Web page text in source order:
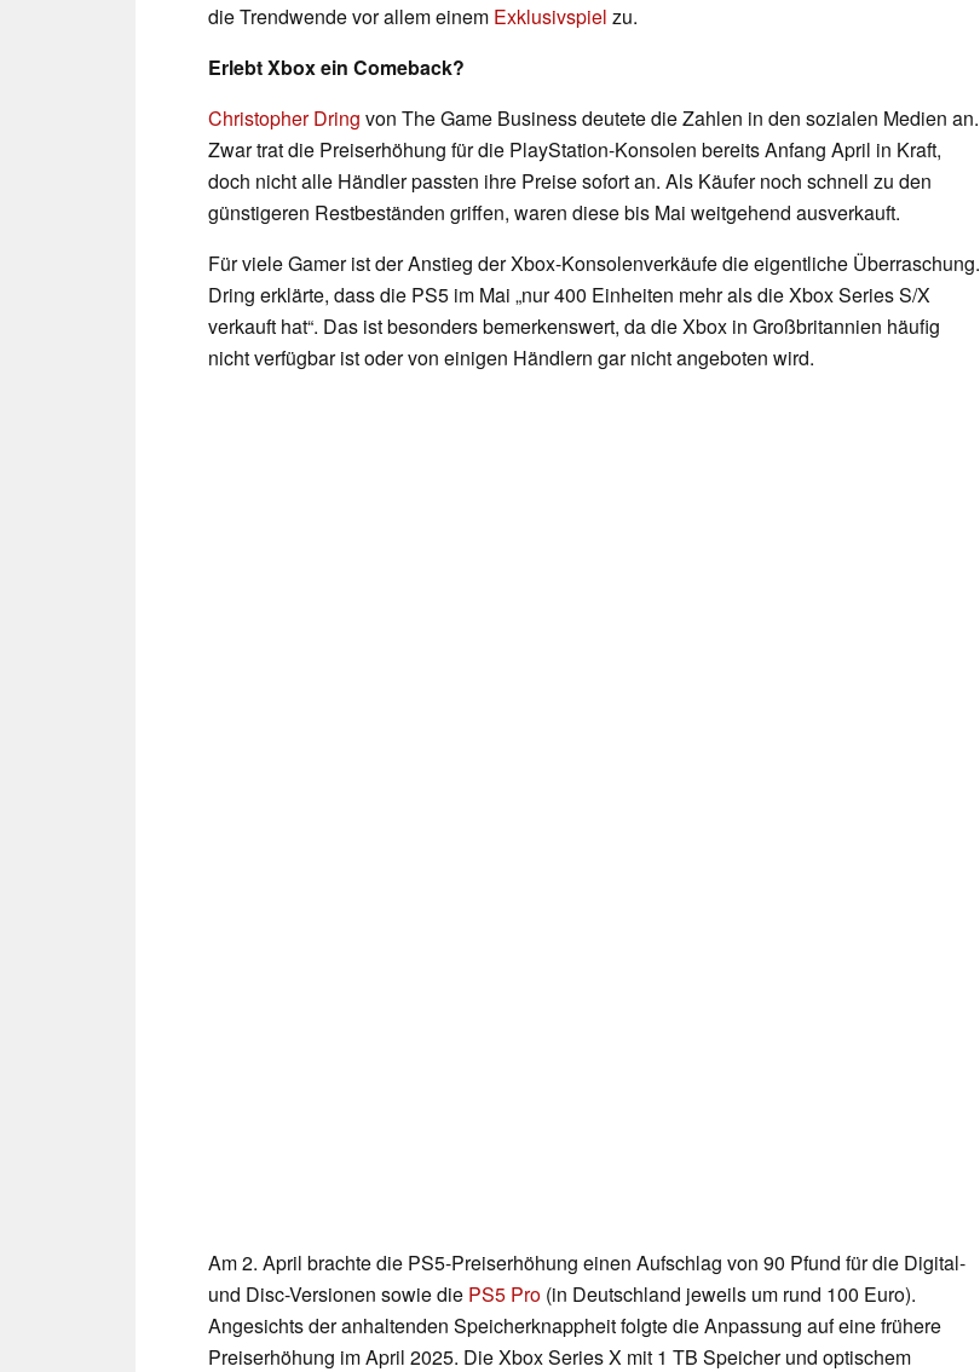
die Trendwende vor allem einem Exklusivspiel zu.
Erlebt Xbox ein Comeback?
Christopher Dring von The Game Business deutete die Zahlen in den sozialen Medien an.
Zwar trat die Preiserhöhung für die PlayStation-Konsolen bereits Anfang April in Kraft,
doch nicht alle Händler passten ihre Preise sofort an. Als Käufer noch schnell zu den
günstigeren Restbeständen griffen, waren diese bis Mai weitgehend ausverkauft.
Für viele Gamer ist der Anstieg der Xbox-Konsolenverkäufe die eigentliche Überraschung.
Dring erklärte, dass die PS5 im Mai „nur 400 Einheiten mehr als die Xbox Series S/X
verkauft hat“. Das ist besonders bemerkenswert, da die Xbox in Großbritannien häufig
nicht verfügbar ist oder von einigen Händlern gar nicht angeboten wird.
Am 2. April brachte die PS5-Preiserhöhung einen Aufschlag von 90 Pfund für die Digital-
und Disc-Versionen sowie die PS5 Pro (in Deutschland jeweils um rund 100 Euro).
Angesichts der anhaltenden Speicherknappheit folgte die Anpassung auf eine frühere
Preiserhöhung im April 2025. Die Xbox Series X mit 1 TB Speicher und optischem